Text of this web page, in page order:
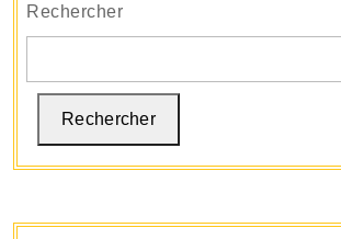
Votre
Rechercher
Rechercher